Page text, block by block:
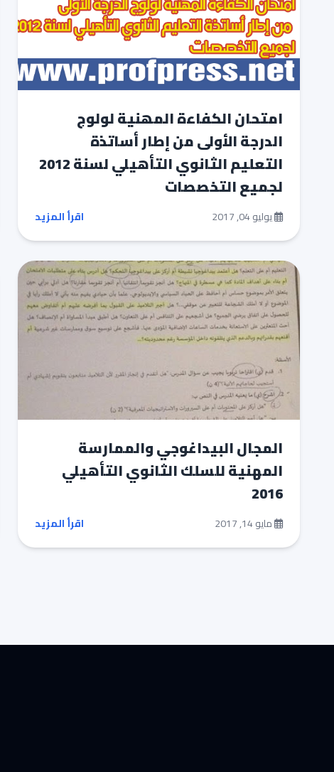
امتحان الكفاءة المھنیة لولوج
الدرجة الأولى من إطار أساتذة
التعلیم الثانوي التأهيلي لسنة 2012
لجميع التخصصات
يوليو 04, 2017 اقرأ المزيد
المجال البيداغوجي والممارسة
المهنية للسلك الثانوي التأهيلي
2016
مايو 14, 2017 اقرأ المزيد